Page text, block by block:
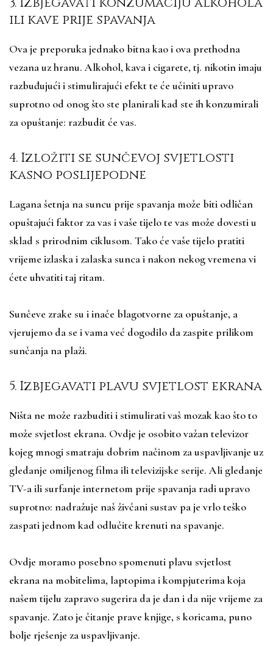
ili kave prije spavanja
Ova je preporuka jednako bitna kao i ova prethodna
vezana uz hranu. Alkohol, kava i cigarete, tj. nikotin imaju
razbuđujući i stimulirajući efekt te će učiniti upravo
suprotno od onog što ste planirali kad ste ih konzumirali
za opuštanje: razbudit će vas.
4. Izložiti se sunčevoj svjetlosti
kasno poslijepodne
Lagana šetnja na suncu prije spavanja može biti odličan
opuštajući faktor za vas i vaše tijelo te vas može dovesti u
sklad s prirodnim ciklusom. Tako će vaše tijelo pratiti
vrijeme izlaska i zalaska sunca i nakon nekog vremena vi
ćete uhvatiti taj ritam.
Sunčeve zrake su i inače blagotvorne za opuštanje, a
vjerujemo da se i vama već dogodilo da zaspite prilikom
sunčanja na plaži.
5. Izbjegavati plavu svjetlost ekrana
Ništa ne može razbuditi i stimulirati vaš mozak kao što to
može svjetlost ekrana. Ovdje je osobito važan televizor
kojeg mnogi smatraju dobrim načinom za uspavljivanje uz
gledanje omiljenog filma ili televizijske serije. Ali gledanje
TV-a ili surfanje internetom prije spavanja radi upravo
suprotno: nadražuje naš živčani sustav pa je vrlo teško
zaspati jednom kad odlučite krenuti na spavanje.
Ovdje moramo posebno spomenuti plavu svjetlost
ekrana na mobitelima, laptopima i kompjuterima koja
našem tijelu zapravo sugerira da je dan i da nije vrijeme za
spavanje. Zato je čitanje prave knjige, s koricama, puno
bolje rješenje za uspavljivanje.